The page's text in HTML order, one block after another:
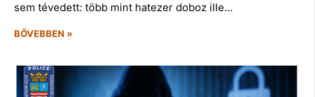
sem tévedett: több mint hatezer doboz ille…
BŐVEBBEN »